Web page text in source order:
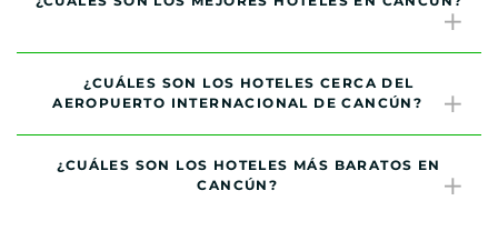
¿CUÁLES SON LOS HOTELES CERCA DEL
AEROPUERTO INTERNACIONAL DE CANCÚN?
¿CUÁLES SON LOS HOTELES MÁS BARATOS EN
CANCÚN?